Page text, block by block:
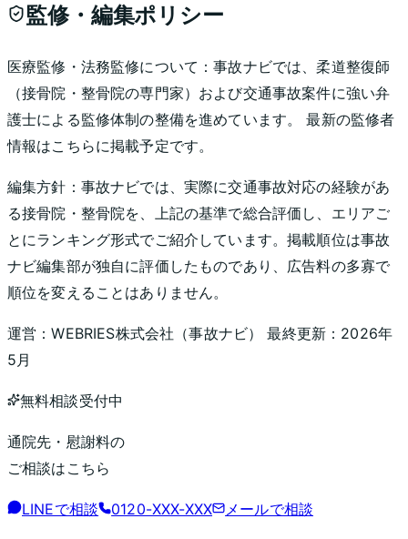
監修・編集ポリシー
医療監修・法務監修について：事故ナビでは、柔道整復師
（接骨院・整骨院の専門家）および交通事故案件に強い弁
護士による監修体制の整備を進めています。 最新の監修者
情報はこちらに掲載予定です。
編集方針： 事故ナビでは、実際に交通事故対応の経験があ
る接骨院・整骨院を、上記の基準で総合評価し、エリアご
とにランキング形式でご紹介しています。掲載順位は事故
ナビ編集部が独自に評価したものであり、広告料の多寡で
順位を変えることはありません。
運営：WEBRIES株式会社 （事故ナビ） 最終更新： 2026年
5月
無料相談受付中
通院先・慰謝料の
ご相談はこちら
LINEで相談 0120-XXX-XXX メールで相談